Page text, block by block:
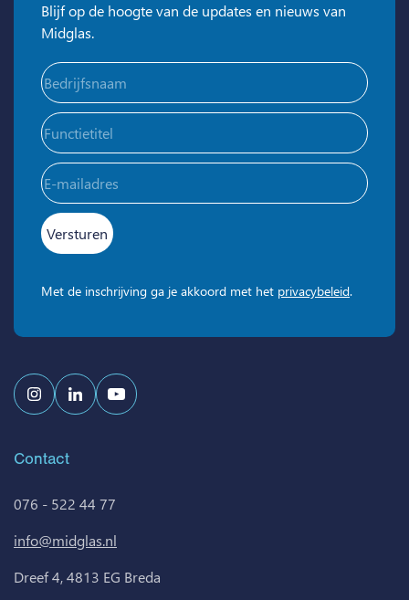
Contact
076 - 522 44 77
info@midglas.nl
Dreef 4, 4813 EG Breda
Blijf op de hoogte van de updates en nieuws van
Midglas.
Bedrijfsnaam
Functietitel
E-
mailadres(Vereist)
Met de inschrijving ga je akkoord met het privacybeleid.